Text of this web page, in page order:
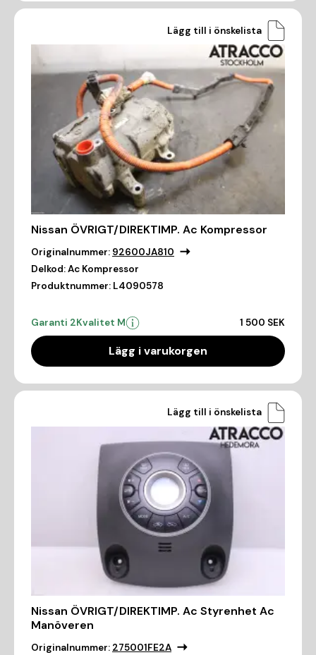
Lägg till i önskelista
Nissan ÖVRIGT/DIREKTIMP. Ac Kompressor
Originalnummer: 92600JA810
Delkod:Ac Kompressor
Produktnummer: L4090578
Garanti 2Kvalitet M 1 500 SEK
Lägg i varukorgen
Lägg till i önskelista
Nissan ÖVRIGT/DIREKTIMP. Ac Styrenhet Ac
Manöveren
Originalnummer: 275001FE2A